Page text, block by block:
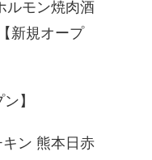
ルモン焼肉酒
新規オープ
】
ン 熊本日赤